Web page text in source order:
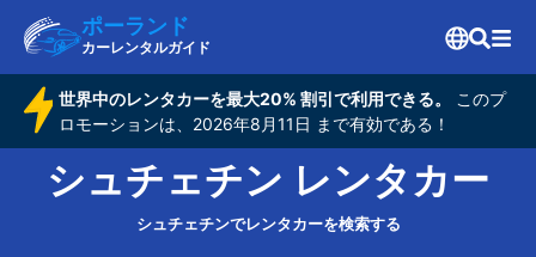
ポーランド
カーレンタルガイド
世界中のレンタカーを最大20% 割引で利用できる。
このプ
ロモーションは、2026年8月11日 まで有効である！
シュチェチン レンタカー
シュチェチンでレンタカーを検索する